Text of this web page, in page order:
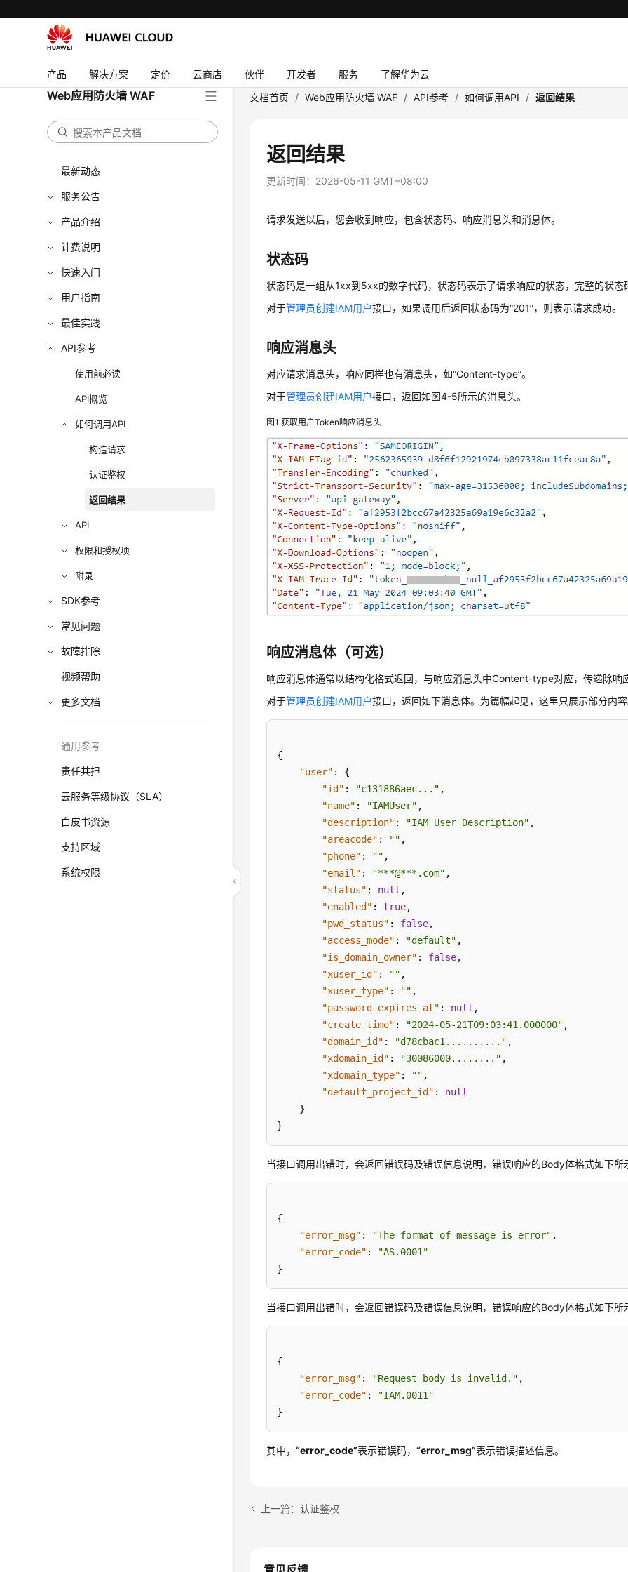
产品 解决方案 定价 云商店 伙伴 开发者 服务 了解华为云
Web应用防火墙 WAF
最新动态
服务公告
产品介绍
计费说明
快速入门
用户指南
最佳实践
API参考
使用前必读
API概览
如何调用API
构造请求
认证鉴权
返回结果
API
权限和授权项
附录
SDK参考
常见问题
故障排除
视频帮助
更多文档
通用参考
责任共担
云服务等级协议（SLA）
白皮书资源
支持区域
系统权限
文档首页 / Web应用防火墙 WAF / API参考 / 如何调用API / 返回结果
返回结果
更新时间： 2026-05-11 GMT+08:00
请求发送以后，您会收到响应，包含状态码、响应消息头和消息体。
状态码
状态码是一组从1xx到5xx的数字代码，状态码表示了请求响应的状态，完整的状态
对于管理员创建IAM用户接口，如果调用后返回状态码为“201”，则表示请求成功。
响应消息头
对应请求消息头，响应同样也有消息头，如“Content-type”。
对于管理员创建IAM用户接口，返回如图4-5所示的消息头。
图1获取用户Token响应消息头
响应消息体（可选）
响应消息体通常以结构化格式返回，与响应消息头中Content-type对应，传递除响
对于管理员创建IAM用户接口，返回如下消息体。为篇幅起见，这里只展示部分内
{
"user" :
{
"id" : "c131886aec..." ,
"name" : "IAMUser" ,
"description" : "IAM User Description" ,
"areacode" : "" ,
"phone" : "" ,
"email" : "***@***.com" ,
"status" : null ,
"enabled" : true,
"pwd_status" : false,
"access_mode" : "default" ,
"is_domain_owner" : false,
"xuser_id" : "" ,
"xuser_type" : "" ,
"password_expires_at" : null ,
"create_time" : "2024-05-21T09:03:41.000000" ,
"domain_id" : "d78cbac1.........." ,
"xdomain_id" : "30086000........" ,
"xdomain_type" : "" ,
"default_project_id" :
null
}
}
当接口调用出错时，会返回错误码及错误信息说明，错误响应的Body体格式如下所
{
"error_msg" : "The format of message is error" ,
"error_code" :
"AS.0001"
}
当接口调用出错时，会返回错误码及错误信息说明，错误响应的Body体格式如下所
{
"error_msg" : "Request body is invalid." ,
"error_code" :
"IAM.0011"
}
其中，“error_code”表示错误码，“error_msg”表示错误描述信息。
上一篇：认证鉴权